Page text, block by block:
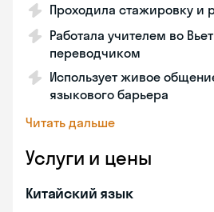
Проходила стажировку и
Работала учителем во
переводчиком
Использует живое
языкового барьера
Читать дальше
Услуги и цены
Китайский язык